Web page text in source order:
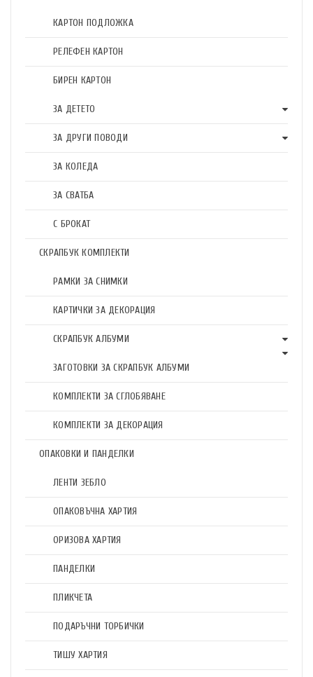
КАРТОН ПОДЛОЖКА
РЕЛЕФЕН КАРТОН
БИРЕН КАРТОН
ЗА ДЕТЕТО
ЗА ДРУГИ ПОВОДИ
ЗА КОЛЕДА
ЗА СВАТБА
С БРОКАТ
СКРАПБУК КОМПЛЕКТИ
РАМКИ ЗА СНИМКИ
КАРТИЧКИ ЗА ДЕКОРАЦИЯ
СКРАПБУК АЛБУМИ
ЗАГОТОВКИ ЗА СКРАПБУК АЛБУМИ
КОМПЛЕКТИ ЗА СГЛОБЯВАНЕ
КОМПЛЕКТИ ЗА ДЕКОРАЦИЯ
ОПАКОВКИ И ПАНДЕЛКИ
ЛЕНТИ ЗЕБЛО
ОПАКОВЪЧНА ХАРТИЯ
ОРИЗОВА ХАРТИЯ
ПАНДЕЛКИ
ПЛИКЧЕТА
ПОДАРЪЧНИ ТОРБИЧКИ
ТИШУ ХАРТИЯ